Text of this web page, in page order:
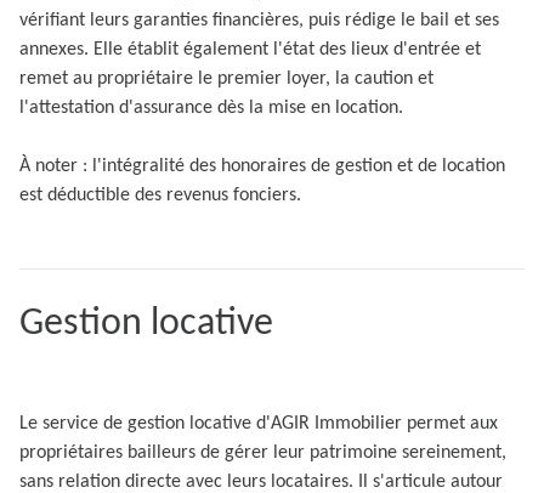
vérifiant leurs garanties financières, puis rédige le bail et ses
annexes. Elle établit également l'état des lieux d'entrée et
remet au propriétaire le premier loyer, la caution et
l'attestation d'assurance dès la mise en location.
À noter : l'intégralité des honoraires de gestion et de location
est déductible des revenus fonciers.
Gestion locative
Le service de gestion locative d'AGIR Immobilier permet aux
propriétaires bailleurs de gérer leur patrimoine sereinement,
sans relation directe avec leurs locataires. Il s'articule autour